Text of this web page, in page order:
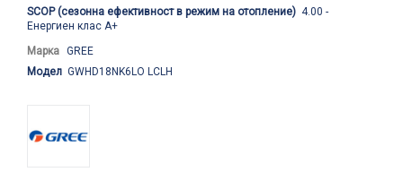
SCOP (сезонна ефективност в режим на отопление) 4.00 -
Енергиен клас А+
Марка GREE
Модел GWHD18NK6LO LCLH